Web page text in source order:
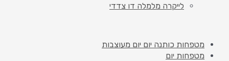
לייקרה מלמלה דו צדדי
מטפחות כותנה יום יום מעוצבות
מטפחות יום